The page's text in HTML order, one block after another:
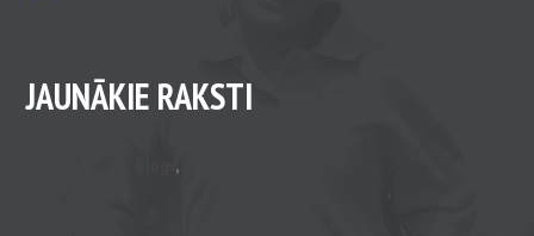
JAUNĀKIE RAKSTI
,